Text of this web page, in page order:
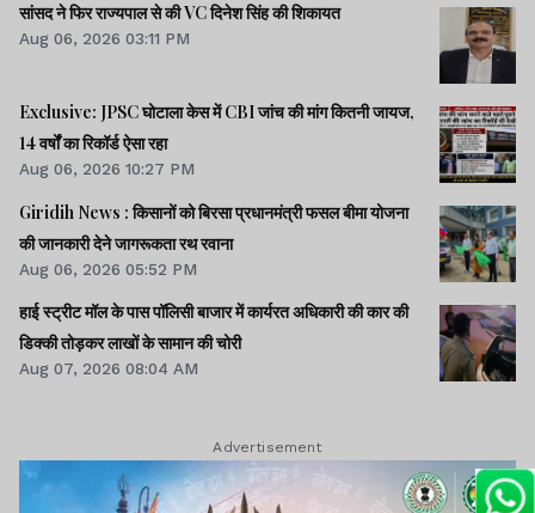
सांसद ने फिर राज्यपाल से की VC दिनेश सिंह की शिकायत
Aug 06, 2026 03:11 PM
Exclusive: JPSC घोटाला केस में CBI जांच की मांग कितनी जायज,
14 वर्षों का रिकॉर्ड ऐसा रहा
Aug 06, 2026 10:27 PM
Giridih News : किसानों को बिरसा प्रधानमंत्री फसल बीमा योजना
की जानकारी देने जागरूकता रथ रवाना
Aug 06, 2026 05:52 PM
हाई स्ट्रीट मॉल के पास पॉलिसी बाजार में कार्यरत अधिकारी की कार की
डिक्की तोड़कर लाखों के सामान की चोरी
Aug 07, 2026 08:04 AM
Advertisement